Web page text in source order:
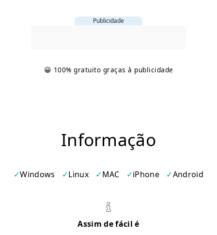
Publicidade
😀 100% gratuito graças à publicidade
Informação
Windows Linux MAC iPhone Android
Assim de fácil é